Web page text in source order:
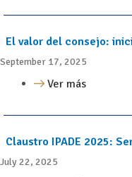
El valor del consejo:
September 17, 2025
Ver más
Claustro IPADE 2025:
July 22, 2025